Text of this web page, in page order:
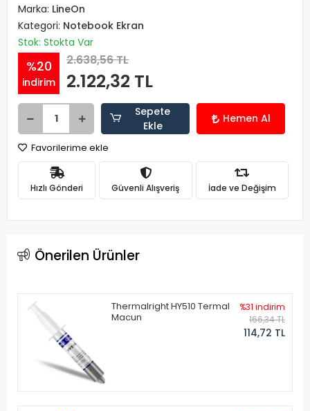
Marka: LineOn
Kategori: Notebook Ekran
Stok: Stokta Var
%20
indirim
2.638,56 TL
2.122,32 TL
Sepete
Ekle
Hemen Al
Favorilerime ekle
Hızlı Gönderi Güvenli Alışveriş İade ve Değişim
Önerilen Ürünler
Thermalright HY510 Termal
Macun
%31 indirim
166,34 TL
114,72 TL